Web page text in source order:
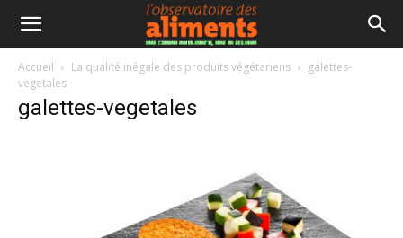
Accueil La qualité inégale des produits végétariens
galettes-
vegetales
galettes-vegetales